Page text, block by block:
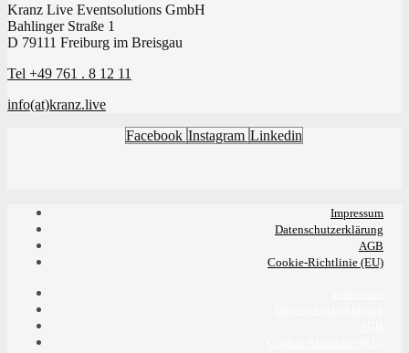
Kranz Live Eventsolutions GmbH
Bahlinger Straße 1
D 79111 Freiburg im Breisgau
Tel +49 761 . 8 12 11
info(at)kranz.live
Facebook Instagram Linkedin
Impressum
Datenschutzerklärung
AGB
Cookie-Richtlinie (EU)